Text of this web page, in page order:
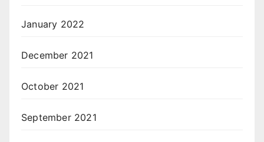
January 2022
December 2021
October 2021
September 2021